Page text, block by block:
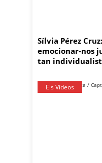
Sílvia Pérez
emocionar-nos
tan
Els Vídeos